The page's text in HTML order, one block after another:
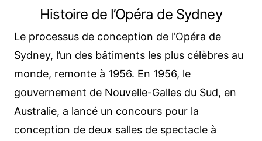
Histoire de l’Opéra de Sydney
Le processus de conception de l’Opéra de
Sydney, l’un des bâtiments les plus célèbres au
monde, remonte à 1956. En 1956, le
gouvernement de Nouvelle-Galles du Sud, en
Australie, a lancé un concours pour la
conception de deux salles de spectacle à